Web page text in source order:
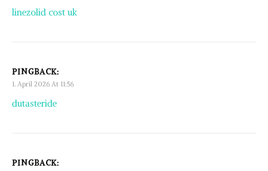
linezolid cost uk
PINGBACK:
1. April 2026 At 11:56
dutasteride
PINGBACK: